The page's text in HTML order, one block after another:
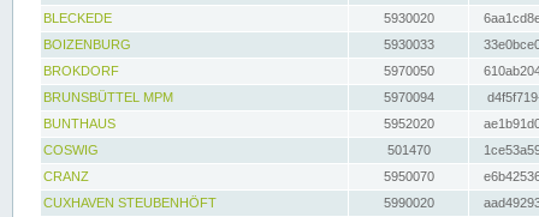
BLECKEDE
5930020
BOIZENBURG
5930033
BROKDORF
5970050
BRUNSBÜTTEL MPM
5970094
BUNTHAUS
5952020
COSWIG
501470
CRANZ
5950070
CUXHAVEN STEUBENHÖFT
5990020